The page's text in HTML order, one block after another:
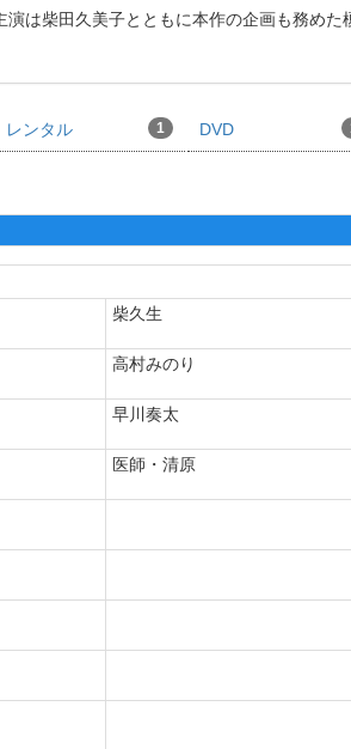
は柴田久美子とともに本作の企画も務めた
レンタル 1 DVD
柴久生
高村みのり
早川奏太
医師・清原